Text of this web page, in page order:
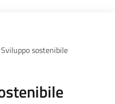
Sviluppo sostenibile